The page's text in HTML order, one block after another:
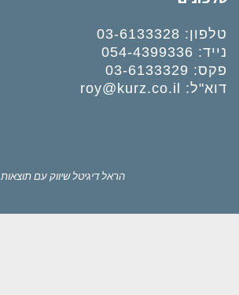
טלפון: 03-6133328
נייד: 054-4399336
פקס: 03-6133329
דוא"ל: roy@kurz.co.il
הראל דיגיטלשיווק עם תוצאות